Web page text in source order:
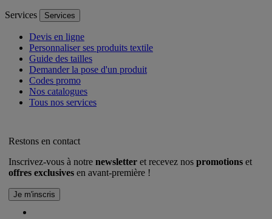
Services Services
Devis en ligne
Personnaliser ses produits textile
Guide des tailles
Demander la pose d'un produit
Codes promo
Nos catalogues
Tous nos services
Restons en contact
Inscrivez-vous à notre newsletter et recevez nos promotions et
offres exclusives en avant-première !